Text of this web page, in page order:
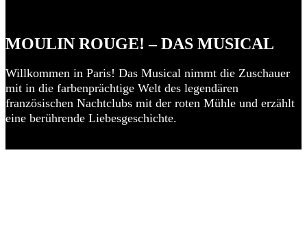
MOULIN ROUGE! – DAS MUSICAL
Willkommen in Paris! Das Musical nimmt die Zuschauer
mit in die farbenprächtige Welt des legendären
französischen Nachtclubs mit der roten Mühle und erzählt
eine berührende Liebesgeschichte.